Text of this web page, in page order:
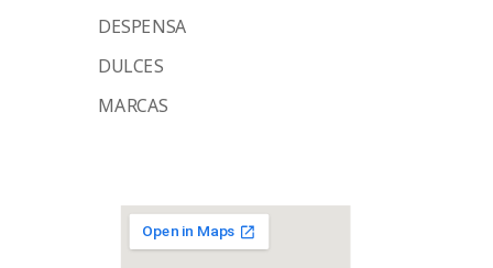
DESPENSA
DULCES
MARCAS